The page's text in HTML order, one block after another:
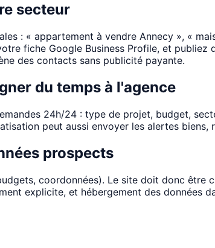
secteur
: « appartement à vendre Annecy », «
fiche Google Business Profile, et
des contacts sans publicité payante.
du temps à l'agence
24h/24 : type de projet, budget,
peut aussi envoyer les alertes
prospects
coordonnées). Le site doit donc
explicite, et hébergement des données